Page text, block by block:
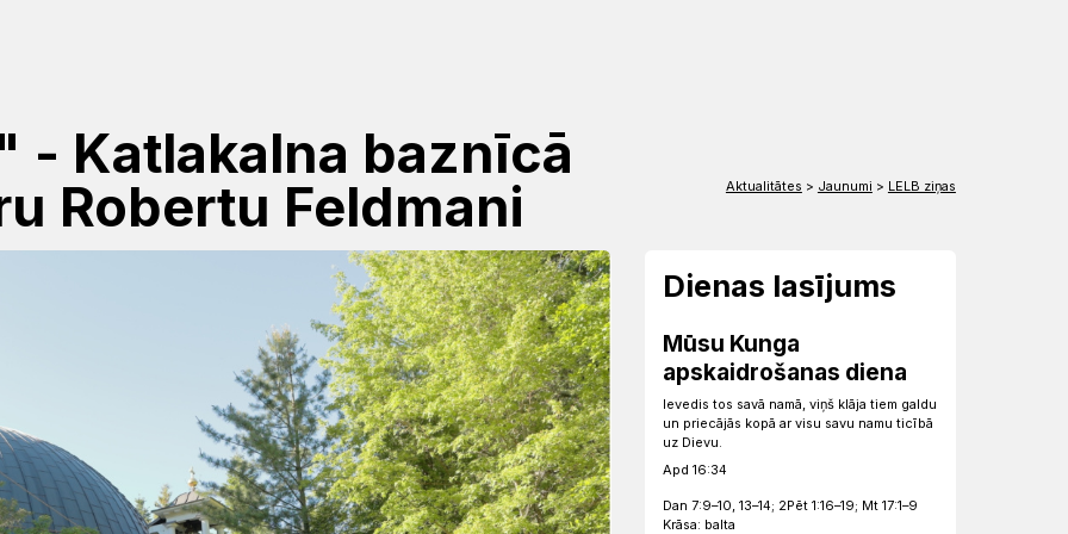
- Katlakalna baznīcā
Robertu Feldmani
Aktualitātes > Jaunumi > LELB ziņas
Dienas lasījums
Mūsu Kunga
apskaidrošanas diena
Ievedis tos savā namā, viņš klāja tiem galdu
un priecājās kopā ar visu savu namu ticībā
uz Dievu.
Apd 16:34
Dan 7:9–10, 13–14; 2Pēt 1:16–19; Mt 17:1–9
Krāsa: balta